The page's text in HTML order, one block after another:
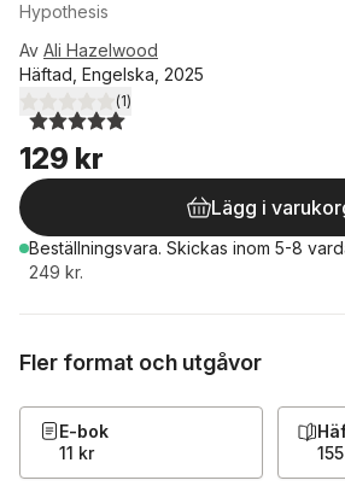
Hypothesis
Av Ali Hazelwood
Häftad, Engelska, 2025
5,0utav 5 stjärnor. Totalt antal röster:
(1)
129 kr
Lägg i
Beställningsvara. Skickas inom 5-8
249 kr.
Fler format och utgåvor
E-bok
11 kr